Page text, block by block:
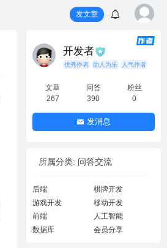
发文章
开发者
优秀作者 助人为乐 人气作者
文章
267
问答
390
粉丝
0
发消息
所属分类: 问答交流
后端
棋牌开发
游戏开发
移动开发
前端
人工智能
数据库
会员分享